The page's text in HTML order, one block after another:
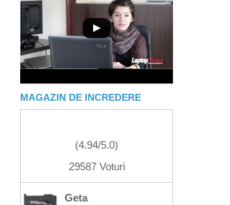
MAGAZIN DE INCREDERE
(4.94/5.0)
29587 Voturi
Geta